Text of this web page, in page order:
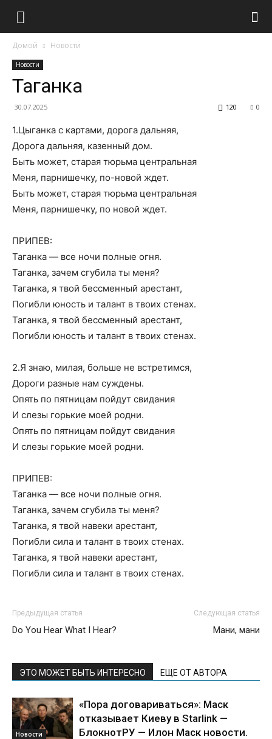
Домой Новости
Новости
Таганка
30.07.2025 0
120
1.Цыганка с картами, дорога дальняя,
Дорога дальняя, казенный дом.
Быть может, старая тюрьма центральная
Меня, парнишечку, по-новой ждет.
Быть может, старая тюрьма центральная
Меня, парнишечку, по новой ждет.
ПРИПЕВ:
Таганка — все ночи полные огня.
Таганка, зачем сгубила ты меня?
Таганка, я твой бессменный арестант,
Погибли юность и талант в твоих стенах.
Таганка, я твой бессменный арестант,
Погибли юность и талант в твоих стенах.
2.Я знаю, милая, больше не встретимся,
Дороги разные нам суждены.
Опять по пятницам пойдут свидания
И слезы горькие моей родни.
Опять по пятницам пойдут свидания
И слезы горькие моей родни.
ПРИПЕВ:
Таганка — все ночи полные огня.
Таганка, зачем сгубила ты меня?
Таганка, я твой навеки арестант,
Погибли сила и талант в твоих стенах.
Таганка, я твой навеки арестант,
Погибли сила и талант в твоих стенах.
Предыдущая статья
Do You Hear What I Hear?
Следующая статья
Мани, мани
ЭТО МОЖЕТ БЫТЬ ИНТЕРЕСНО ЕЩЕ ОТ АВТОРА
Новости
«Пора договариваться»: Маск
отказывает Киеву в Starlink —
БлокнотРУ — Илон Маск новости.